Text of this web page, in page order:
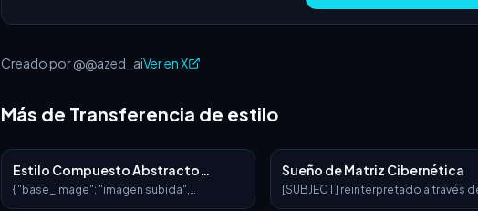
Creado por @@azed_aiVer en X
Más de Transferencia de estilo
Estilo Compuesto Abstracto
Dorado
{ "base_image": "imagen subida",
Sueño de Matriz Cibernética
[SUBJECT] reinterpretado a través